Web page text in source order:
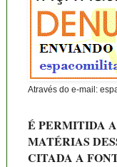
Através do e-mail:
É PERMITIDA
MATÉRIAS
CITADA A